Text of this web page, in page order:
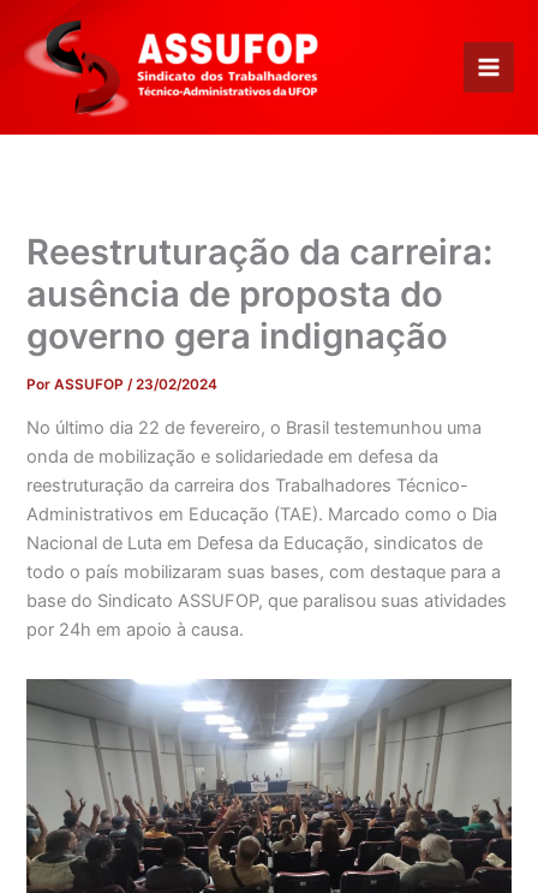
para
conteúdo
Reestruturação da carreira:
ausência de proposta do
governo gera indignação
PorASSUFOP/23/02/2024
No último dia 22 de fevereiro, o Brasil testemunhou uma
onda de mobilização e solidariedade em defesa da
reestruturação da carreira dos Trabalhadores Técnico-
Administrativos em Educação (TAE). Marcado como o Dia
Nacional de Luta em Defesa da Educação, sindicatos de
todo o país mobilizaram suas bases, com destaque para a
base do Sindicato ASSUFOP, que paralisou suas atividades
por 24h em apoio à causa.